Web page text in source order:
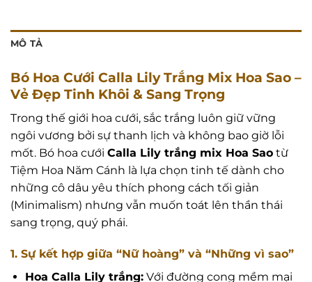
MÔ TẢ
Bó Hoa Cưới Calla Lily Trắng Mix Hoa Sao –
Vẻ Đẹp Tinh Khôi & Sang Trọng
Trong thế giới hoa cưới, sắc trắng luôn giữ vững
ngôi vương bởi sự thanh lịch và không bao giờ lỗi
mốt. Bó hoa cưới Calla Lily trắng mix Hoa Sao từ
Tiệm Hoa Năm Cánh là lựa chọn tinh tế dành cho
những cô dâu yêu thích phong cách tối giản
(Minimalism) nhưng vẫn muốn toát lên thần thái
sang trọng, quý phái.
1. Sự kết hợp giữa “Nữ hoàng” và “Những vì sao”
Hoa Calla Lily trắng:Với đường cong mềm mại